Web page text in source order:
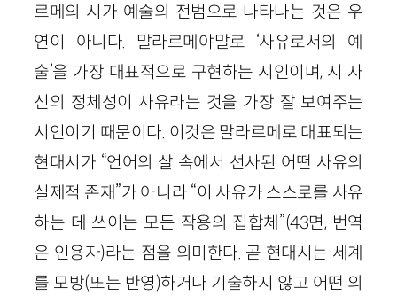
르메의 시가 예술의 전범으로 나타나는 것은 우
연이 아니다. 말라르메야말로 ‘사유로서의 예
술’을 가장 대표적으로 구현하는 시인이며, 시 자
신의 정체성이 사유라는 것을 가장 잘 보여주는
시인이기 때문이다. 이것은 말라르메로 대표되는
현대시가 “언어의 살 속에서 선사된 어떤 사유의
실제적 존재”가 아니라 “이 사유가 스스로를 사유
하는 데 쓰이는 모든 작용의 집합체”(43면, 번역
은 인용자)라는 점을 의미한다. 곧 현대시는 세계
를 모방(또는 반영)하거나 기술하지 않고 어떤 의